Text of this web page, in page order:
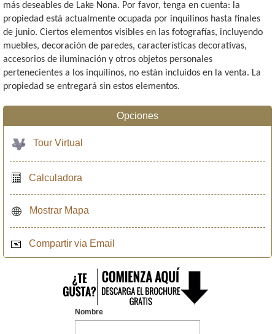
más deseables de Lake Nona. Por favor, tenga en cuenta: la
propiedad está actualmente ocupada por inquilinos hasta finales
de junio. Ciertos elementos visibles en las fotografías, incluyendo
muebles, decoración de paredes, características decorativas,
accesorios de iluminación y otros objetos personales
pertenecientes a los inquilinos, no están incluidos en la venta. La
propiedad se entregará sin estos elementos.
Opciones
Tour Virtual
Calculadora
Mostrar Mapa
Compartir via Email
Nombre